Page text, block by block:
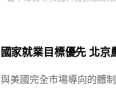
國家就業目標優先 北京
與美國完全市場導向的體